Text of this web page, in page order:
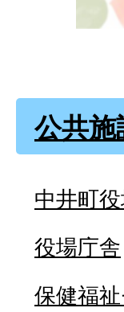
公共施
中井町
役場庁舎
保健福